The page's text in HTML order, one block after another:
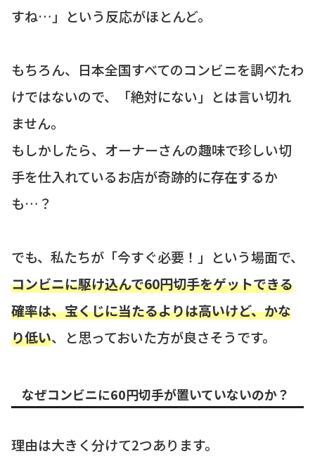
すね…」という反応がほとんど。
もちろん、日本全国すべてのコンビニを調べたわ
けではないので、「絶対にない」とは言い切れ
ません。
もしかしたら、オーナーさんの趣味で珍しい切
手を仕入れているお店が奇跡的に存在するか
も…？
でも、私たちが「今すぐ必要！」という場面で、
コンビニに駆け込んで60円切手をゲットできる
確率は、宝くじに当たるよりは高いけど、かな
り低い、と思っておいた方が良さそうです。
なぜコンビニに60円切手が置いていないのか？
理由は大きく分けて2つあります。